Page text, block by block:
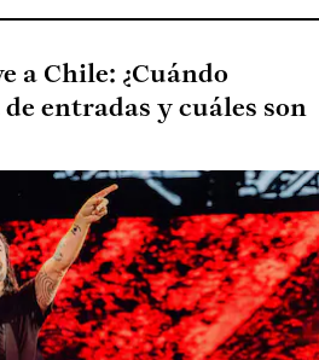
a Chile: ¿Cuándo
entradas y cuáles son